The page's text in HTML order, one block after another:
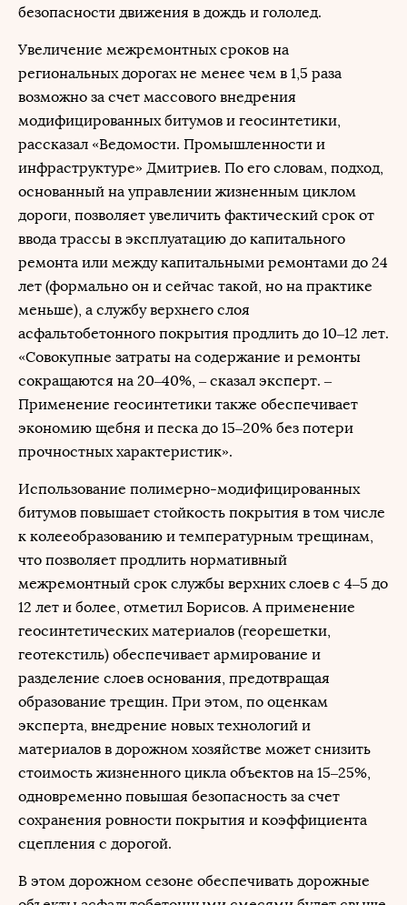
безопасности движения в дождь и гололед.
Увеличение межремонтных сроков на
региональных дорогах не менее чем в 1,5 раза
возможно за счет массового внедрения
модифицированных битумов и геосинтетики,
рассказал «Ведомости. Промышленности и
инфраструктуре» Дмитриев. По его словам, подход,
основанный на управлении жизненным циклом
дороги, позволяет увеличить фактический срок от
ввода трассы в эксплуатацию до капитального
ремонта или между капитальными ремонтами до 24
лет (формально он и сейчас такой, но на практике
меньше), а службу верхнего слоя
асфальтобетонного покрытия продлить до 10–12 лет.
«Совокупные затраты на содержание и ремонты
сокращаются на 20–40%, – сказал эксперт. –
Применение геосинтетики также обеспечивает
экономию щебня и песка до 15–20% без потери
прочностных характеристик».
Использование полимерно-модифицированных
битумов повышает стойкость покрытия в том числе
к колееобразованию и температурным трещинам,
что позволяет продлить нормативный
межремонтный срок службы верхних слоев с 4–5 до
12 лет и более, отметил Борисов. А применение
геосинтетических материалов (георешетки,
геотекстиль) обеспечивает армирование и
разделение слоев основания, предотвращая
образование трещин. При этом, по оценкам
эксперта, внедрение новых технологий и
материалов в дорожном хозяйстве может снизить
стоимость жизненного цикла объектов на 15–25%,
одновременно повышая безопасность за счет
сохранения ровности покрытия и коэффициента
сцепления с дорогой.
В этом дорожном сезоне обеспечивать дорожные